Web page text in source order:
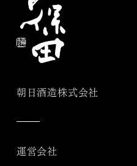
朝日酒造株式会社
運営会社